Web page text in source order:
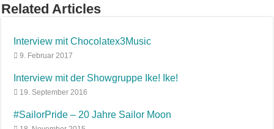
Related Articles
Interview mit Chocolatex3Music
9. Februar 2017
Interview mit der Showgruppe Ike! Ike!
19. September 2016
#SailorPride – 20 Jahre Sailor Moon